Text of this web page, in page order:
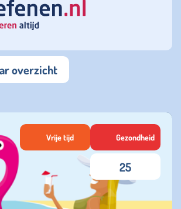
overzicht
Vrije tijd Gezondheid
25